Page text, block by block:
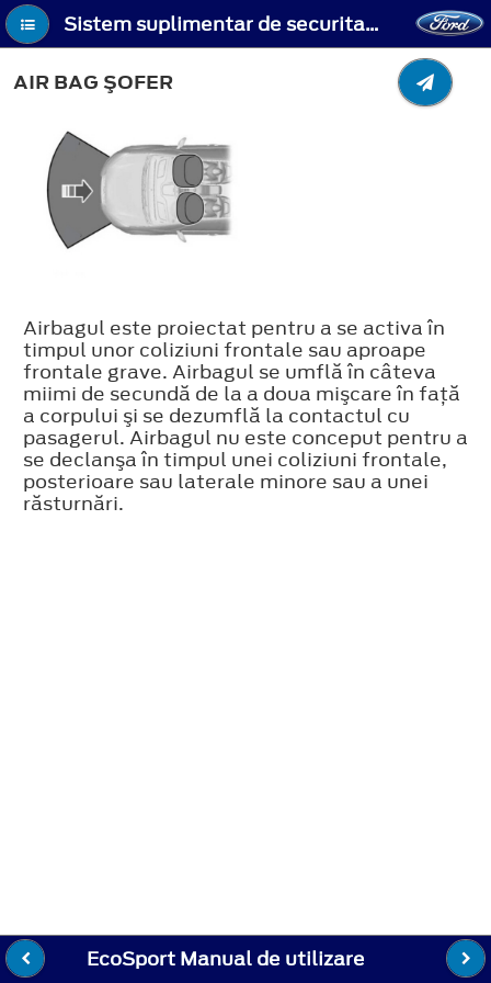
Sistem suplimentar de securitate - Air bag şofer
AIR BAG ŞOFER
Airbagul este proiectat pentru a se activa în
timpul unor coliziuni frontale sau aproape
frontale grave. Airbagul se umflă în câteva
miimi de secundă de la a doua mişcare în faţă
a corpului şi se dezumflă la contactul cu
pasagerul. Airbagul nu este conceput pentru a
se declanşa în timpul unei coliziuni frontale,
posterioare sau laterale minore sau a unei
răsturnări.
EcoSport Manual de utilizare